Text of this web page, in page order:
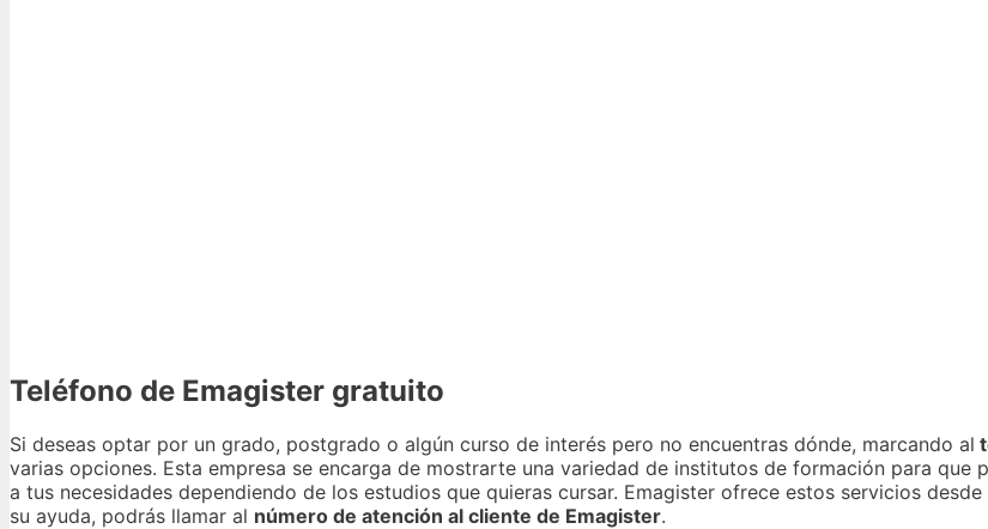
Teléfono de Emagister gratuito
Si deseas optar por un grado, postgrado o algún curso de interés pero no encuentras dónde, marcando al
varias opciones. Esta empresa se encarga de mostrarte una variedad de institutos de formación para que
a tus necesidades dependiendo de los estudios que quieras cursar. Emagister ofrece estos servicios
su ayuda, podrás llamar al número de atención al cliente de Emagister.